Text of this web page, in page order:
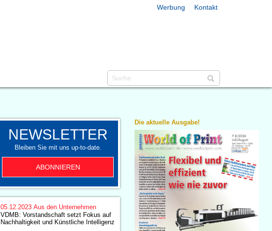
Werbung Kontakt
NEWSLETTER
Bleiben Sie mit uns up-to-date.
ABONNIEREN
05.12.2023 Aus den Unternehmen
VDMB: Vorstandschaft setzt Fokus auf
Nachhaltigkeit und Künstliche Intelligenz
Die aktuelle Ausgabe!